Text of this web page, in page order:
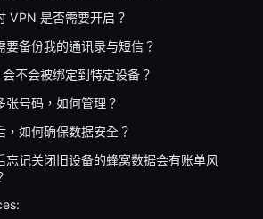
VPN 是否需要开启？
要备份我的通讯录与短信？
不会被绑定到特定设备？
张号码，如何管理？
，如何确保数据安全？
忘记关闭旧设备的蜂窝数据会有账单风